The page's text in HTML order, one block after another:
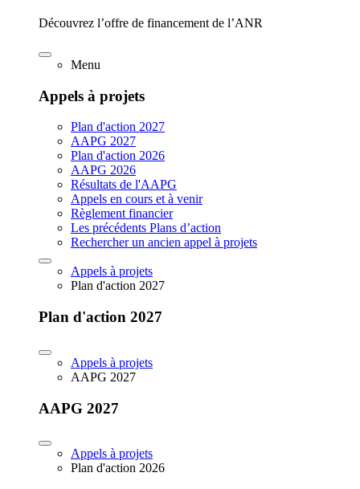
Découvrez l’offre de financement de l’ANR
Menu
Appels à projets
Plan d'action 2027
AAPG 2027
Plan d'action 2026
AAPG 2026
Résultats de l'AAPG
Appels en cours et à venir
Règlement financier
Les précédents Plans d’action
Rechercher un ancien appel à projets
Appels à projets
Plan d'action 2027
Plan d'action 2027
Appels à projets
AAPG 2027
AAPG 2027
Appels à projets
Plan d'action 2026